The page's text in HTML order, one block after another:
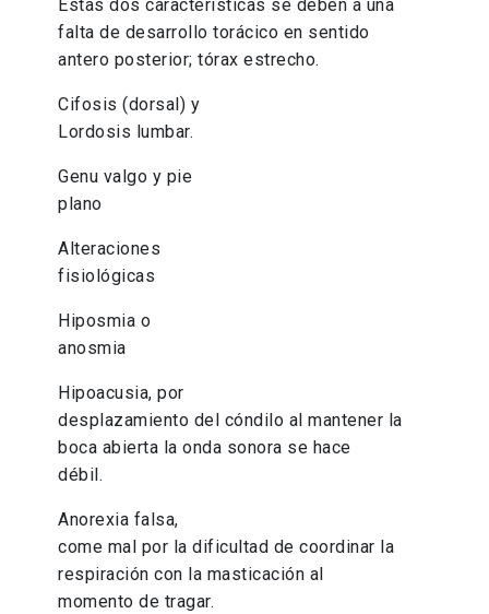
Estas dos características se deben a una
falta de desarrollo torácico en sentido
antero posterior; tórax estrecho.
Cifosis (dorsal) y
Lordosis lumbar.
Genu valgo y pie
plano
Alteraciones
fisiológicas
Hiposmia o
anosmia
Hipoacusia, por
desplazamiento del cóndilo al mantener la
boca abierta la onda sonora se hace
débil.
Anorexia falsa,
come mal por la dificultad de coordinar la
respiración con la masticación al
momento de tragar.